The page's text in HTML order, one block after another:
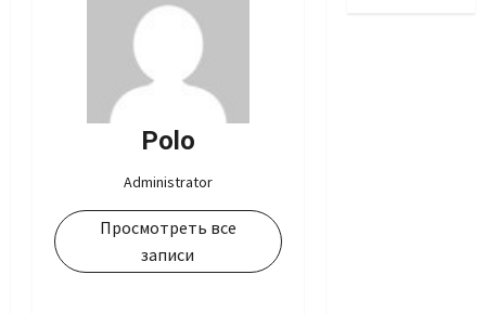
Polo
Administrator
Просмотреть все
записи